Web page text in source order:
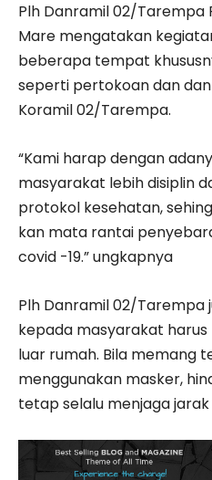
Plh Danramil 02/Tarempa
Mare mengatakan
beberapa tempat
seperti pertokoan dan
Koramil 02/Tarempa.
“Kami harap dengan
masyarakat lebih disiplin
protokol kesehatan,
kan mata rantai
covid -19.” ungkapnya
Plh Danramil 02/Tarempa
kepada masyarakat
luar rumah. Bila memang
menggunakan masker,
tetap selalu menjaga jarak